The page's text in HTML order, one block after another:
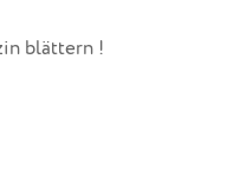
blättern !